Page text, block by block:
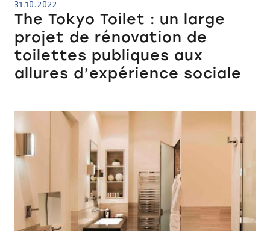
31.10.2022
The Tokyo Toilet : un large
projet de rénovation de
toilettes publiques aux
allures d’expérience sociale